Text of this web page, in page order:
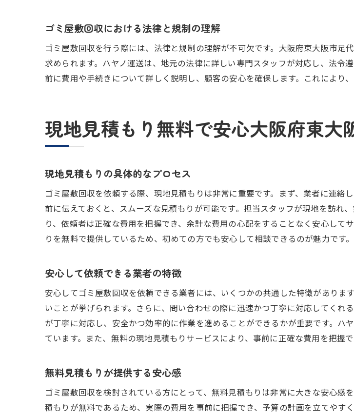
見積もりで確認すべきポイント
問題解決に向けた迅速な対応
足代での業者選びのポイント
口コミや評判を活用した選び方
失敗しない業者選びのコツ
安心と信頼のハヤノ運送ゴミ屋敷回収
信頼できる実績と経験
生活改善につながるサービス内容
安心して依頼できるサービスの仕
ハヤノ運送が選ばれる理由
ゴミ屋敷回収における法律と規制の理解
ゴミ屋敷回収を行う際には、法律と規制の理解が不可欠です。大阪府東大阪市
求められます。ハヤノ運送は、地元の法律に詳しい専門スタッフが対応し、法令
前に費用や手続きについて詳しく説明し、顧客の安心を確保します。これにより
現地見積もり無料で安心大阪府東大
現地見積もりの具体的なプロセス
ゴミ屋敷回収を依頼する際、現地見積もりは非常に重要です。まず、業者に連絡
前に伝えておくと、スムーズな見積もりが可能です。担当スタッフが現地を訪れ
り、依頼者は正確な費用を把握でき、余計な費用の心配をすることなく安心して
りを無料で提供しているため、初めての方でも安心して相談できるのが魅力です。
安心して依頼できる業者の特徴
安心してゴミ屋敷回収を依頼できる業者には、いくつかの共通した特徴がありま
いことが挙げられます。さらに、問い合わせの際に迅速かつ丁寧に対応してくれ
が丁寧に対応し、安全かつ効率的に作業を進めることができるかが重要です。ハ
ています。また、無料の現地見積もりサービスにより、事前に正確な費用を把握
無料見積もりが提供する安心感
ゴミ屋敷回収を検討されている方にとって、無料見積もりは非常に大きな安心
積もりが無料であるため、実際の費用を事前に把握でき、予算の計画を立てやす